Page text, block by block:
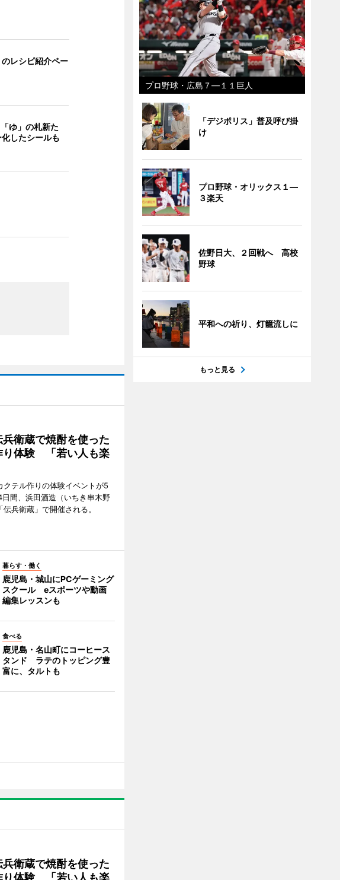
のレシピ紹介ペー
ゆ」の札新た
したシールも
兵衛蔵で焼酎を使った
り体験 「若い人も楽
クテル作りの体験イベントが5
間、浜田酒造（いちき串木野
兵衛蔵」で開催される。
暮らす・働く
鹿児島・城山にPCゲーミング
スクール eスポーツや動画
編集レッスンも
食べる
鹿児島・名山町にコーヒース
タンド ラテのトッピング豊
富に、タルトも
兵衛蔵で焼酎を使った
り体験 「若い人も楽
プロ野球・広島７―１１巨人
「デジポリス」普及呼び掛
け
プロ野球・オリックス１―
３楽天
佐野日大、２回戦へ 高校
野球
平和への祈り、灯籠流しに
もっと見る